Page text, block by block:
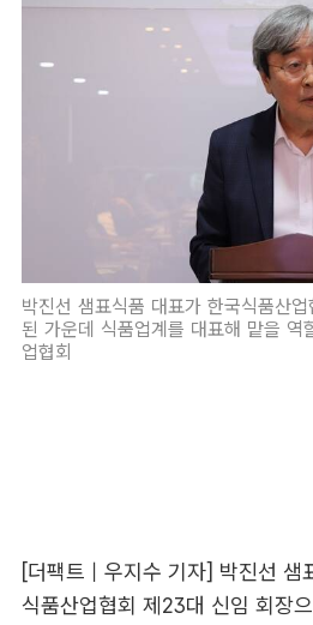
박진선 샘표식품 대표가 한국식품산
된 가운데 식품업계를 대표해 맡을 역
업협회
[더팩트｜우지수 기자] 박진선 샘
식품산업협회 제23대 신임 회장